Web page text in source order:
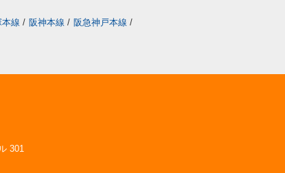
本線 / 阪神本線 / 阪急神戸本線 /
301